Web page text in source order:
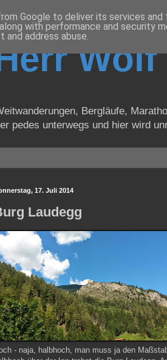
Bergläufe,
pedes unterwegs und hier wird
17. Juli 2014
Laudegg
- naja, halbhoch, man muss ja den
Google to deliver its services
with performance and security
address abuse.